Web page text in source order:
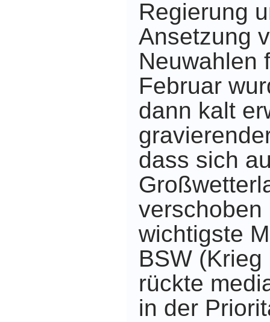
Regierung
Ansetzung
Neuwahlen
Februar
dann kalt
dass sich
verschoben
wichtigste
BSW
rückte
in der